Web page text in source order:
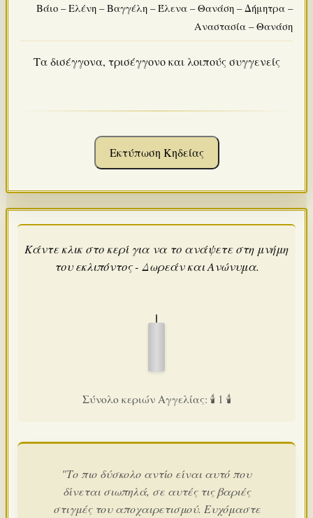
Βάιο – Ελένη – Βαγγέλη – Έλενα – Θανάση – Δήμητρα –
Αναστασία – Θανάση
Τα δισέγγονα, τρισέγγονο και λοιπούς συγγενείς
Εκτύπωση Κηδείας
Κάντε κλικ στο κερί για να το ανάψετε στη μνήμη
του εκλιπόντος - Δωρεάν και Ανώνυμα.
Σύνολο κεριών Αγγελίας: 🕯️ 1 🕯️
"Το πιο δύσκολο αντίο είναι αυτό που
δίνεται σιωπηλά, σε αυτές τις βαριές
στιγμές του αποχαιρετισμού. Ευχόμαστε